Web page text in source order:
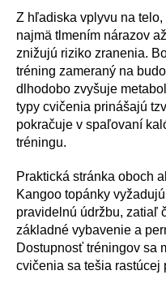
Z hľadiska vplyvu na
najmä tlmením nárazov
znižujú riziko zranenia.
tréning zameraný na
dlhodobo zvyšuje
typy cvičenia prinášajú
pokračuje v spaľovaní
tréningu.
Praktická stránka oboch
Kangoo topánky
pravidelnú údržbu, zatiaľ
základné vybavenie a
Dostupnosť tréningov sa
cvičenia sa tešia rastúcej